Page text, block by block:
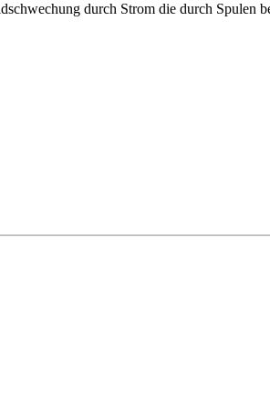
durch Strom die durch Spulen